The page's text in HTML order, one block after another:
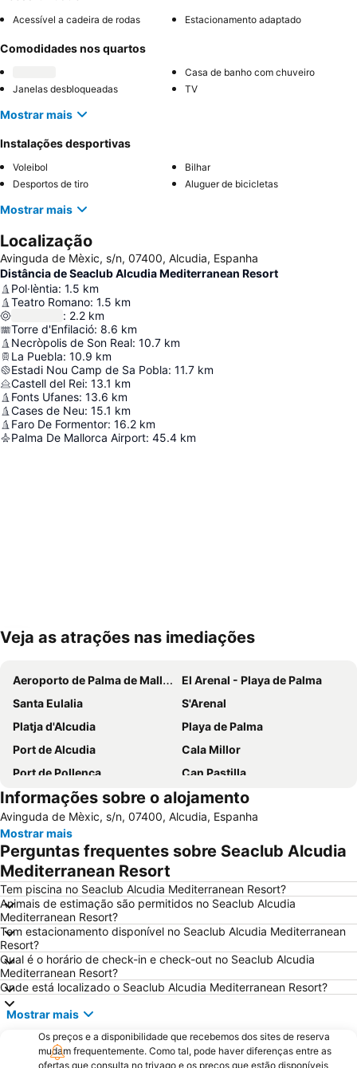
Acessível a cadeira de rodas Estacionamento adaptado
Comodidades nos quartos
Casa de banho com chuveiro
Janelas desbloqueadas
TV
Mostrar mais
Instalações desportivas
Voleibol
Bilhar
Desportos de tiro
Aluguer de bicicletas
Mostrar mais
Localização
Avinguda de Mèxic, s/n, 07400, Alcudia, Espanha
Distância de Seaclub Alcudia Mediterranean Resort
Pol·lèntia: 1.5 km
Teatro Romano: 1.5 km
: 2.2 km
Torre d'Enfilació: 8.6 km
Necròpolis de Son Real: 10.7 km
La Puebla: 10.9 km
Estadi Nou Camp de Sa Pobla: 11.7 km
Castell del Rei: 13.1 km
Fonts Ufanes: 13.6 km
Cases de Neu: 15.1 km
Faro De Formentor: 16.2 km
Palma De Mallorca Airport: 45.4 km
Ampliar mapa
Veja as atrações nas imediações
Aeroporto de Palma de Mallorca
El Arenal - Playa de Palma
Santa Eulalia
S'Arenal
Platja d'Alcudia
Playa de Palma
Port de Alcudia
Cala Millor
Port de Pollença
Can Pastilla
Platja de Sa Coma
Playa Sa marina de Alcudia
Puerto de Port de Soller
Cala Pi Formentor
Can Picafort
Polígono de Levante
Cala Marçal
Platja de Palma
Parc Natural de s'Albufera de Mallorca
Cala Antena
Puerto de Valdemossa - Sa Marina
S´Illot - Cala Moreja
Placa Major
Ballonfahrt mit All in One Mallorca
Cala Agulla
Les Meravelles
Aqualand
Arenal de sa Canova
Pabisa Beach Club
Club Marítim San Antonio de la Playa
Informações sobre o alojamento
Avinguda de Mèxic, s/n, 07400, Alcudia, Espanha
Mostrar mais
Perguntas frequentes sobre Seaclub Alcudia
Mediterranean Resort
Tem piscina no Seaclub Alcudia Mediterranean Resort?
Animais de estimação são permitidos no Seaclub Alcudia
Mediterranean Resort?
Tem estacionamento disponível no Seaclub Alcudia Mediterranean
Resort?
Qual é o horário de check-in e check-out no Seaclub Alcudia
Mediterranean Resort?
Onde está localizado o Seaclub Alcudia Mediterranean Resort?
Mostrar mais
Os preços e a disponibilidade que recebemos dos sites de reserva
mudam frequentemente. Como tal, pode haver diferenças entre as
ofertas que consulta no trivago e os preços que estão disponíveis